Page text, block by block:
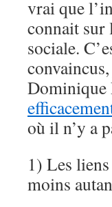
vrai que
connait sur
sociale.
Dominique
où il n’y a
1) Les
moins